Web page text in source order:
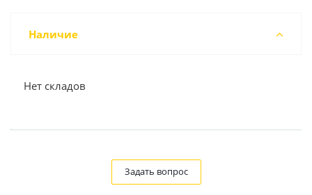
Наличие
Нет складов
Задать вопрос